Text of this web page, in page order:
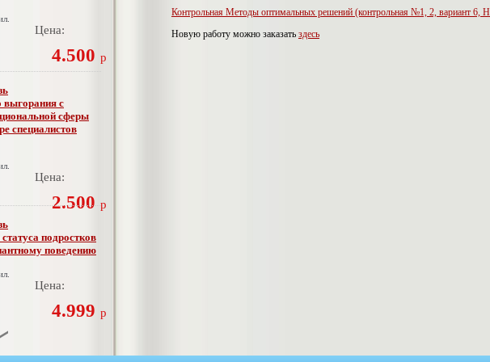
Цена:
4.500 р
выгорания с
сферы
специалистов
Цена:
2.500 р
подростков
поведению
Цена:
4.999 р
эмпатии и
Контрольная Методы оптимальных решений (контрольная №1, 2, вариант 6,
Новую работу можно заказать здесь